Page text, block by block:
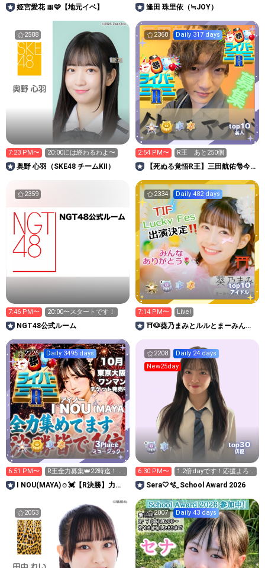
てます👧🏻
姫宮愛花 🎀🩷【地元イベ】
ご予約できます🛒
逢田 珠里依（≒JOY）
2588
7:23 PM〜 20:00には終わるわよ〜
奥野 心羽（SKE48 チームKⅡ）
2360 Daily 317 days
top10
芸人
2:54 PM〜 R王 あと250個
【死ぬる覚悟R王】三田航佑🎅今
2359
7:46 PM〜 20:00〜スタートです！
NGT48公式ルーム
2334 Daily 482 days
top10
アイドル
7:14 PM〜 Live!
⛩🐶葵乃まみとルルとまーみん谷
2226 Daily 3495 days
3Place
ミュージック
6:51 PM〜
R王全力募集👑22時迄！明
日神宮花火ステージ！
I NOU(MAYA)☺︎︎︎︎💓【R決勝】力合
2208
Daily 24 days
New25day
top30
俳優
6:30 PM〜
1.2倍dayです！応援よろ
しくお願いします😊
Sera🤍🫧_School Award 2026
2053 2007 Daily 43 days